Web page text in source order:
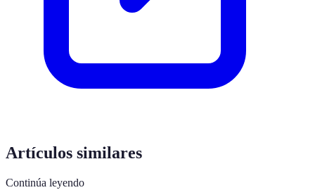
Artículos similares
Continúa leyendo